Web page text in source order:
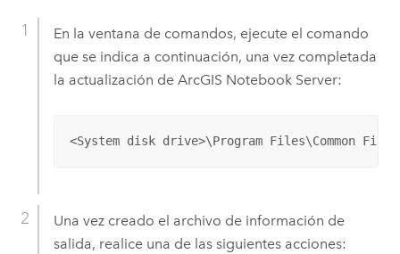
En la ventana de comandos, ejecute el comando
que se indica a continuación, una vez completada
la actualización de ArcGIS Notebook Server:
<System disk drive>\Program
Una vez creado el archivo de información de
salida, realice una de las siguientes acciones: